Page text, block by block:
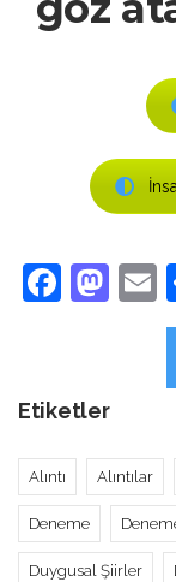
Etiketler
Alıntı Alıntılar
Deneme
Duygusal Şiirler